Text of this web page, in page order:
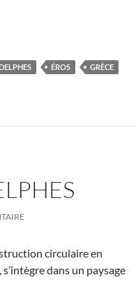
ÉROS
GRÈCE
circulaire en
dans un paysage